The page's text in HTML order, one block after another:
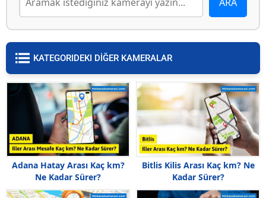
KATEGORIDEKI DİĞER KAMERALAR
Adana Hatay Arası Kaç km?
Ne Kadar Sürer?
Bitlis Kilis Arası Kaç km? Ne
Kadar Sürer?